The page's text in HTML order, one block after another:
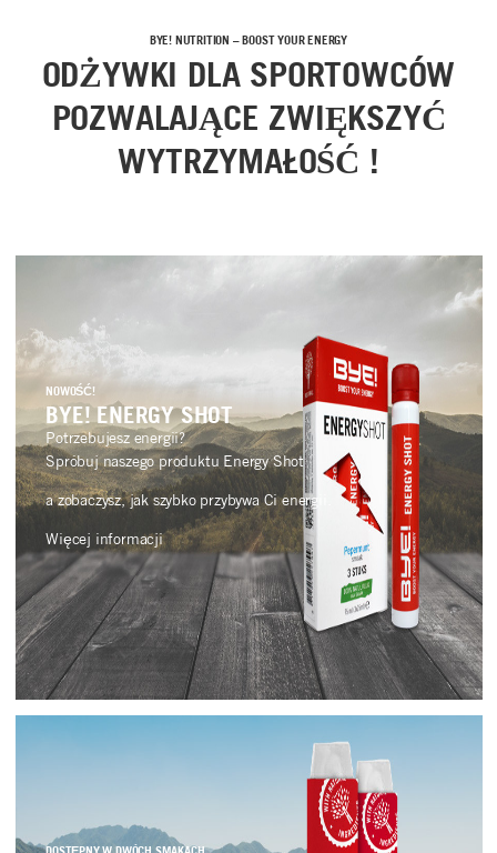
BYE! NUTRITION – BOOST YOUR ENERGY
ODŻYWKI DLA SPORTOWCÓW
POZWALAJĄCE ZWIĘKSZYĆ
WYTRZYMAŁOŚĆ !
NOWOŚĆ!
BYE! ENERGY SHOT
Potrzebujesz energii?
Spróbuj naszego produktu Energy Shot
a zobaczysz, jak szybko przybywa Ci energii.
Więcej informacji
DOSTĘPNY W TRZECH SMAKACH